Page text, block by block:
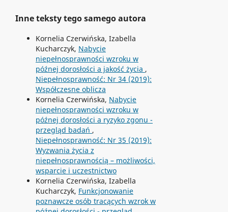
Inne teksty tego samego autora
Kornelia Czerwińska, Izabella
Kucharczyk, Nabycie
niepełnosprawności wzroku w
późnej dorosłości a jakość życia ,
Niepełnosprawność: Nr 34 (2019):
Współczesne oblicza
Kornelia Czerwińska, Nabycie
niepełnosprawności wzroku w
późnej dorosłości a ryzyko zgonu -
przegląd badań ,
Niepełnosprawność: Nr 35 (2019):
Wyzwania życia z
niepełnosprawnością – możliwości,
wsparcie i uczestnictwo
Kornelia Czerwińska, Izabella
Kucharczyk, Funkcjonowanie
poznawcze osób tracących wzrok w